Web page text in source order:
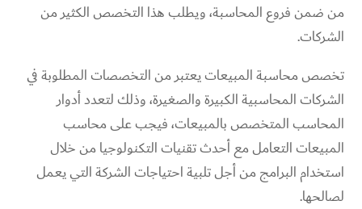
من ضمن فروع المحاسبة، ويطلب هذا التخصص الكثير من
الشركات.
تخصص محاسبة المبيعات يعتبر من التخصصات المطلوبة في
الشركات المحاسبية الكبيرة والصغيرة، وذلك لتعدد أدوار
المحاسب المتخصص بالمبيعات، فيجب على محاسب
المبيعات التعامل مع أحدث تقنيات التكنولوجيا من خلال
استخدام البرامج من أجل تلبية احتياجات الشركة التي يعمل
لصالحها.